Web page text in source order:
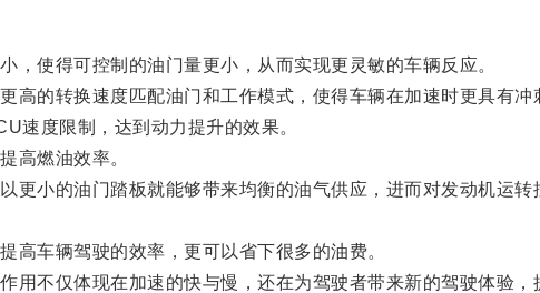
使得可控制的油门量更小，从而实现更灵敏的车辆反应。
的转换速度匹配油门和工作模式，使得车辆在加速时更具有冲
度限制，达到动力提升的效果。
燃油效率。
小的油门踏板就能够带来均衡的油气供应，进而对发动机运转
车辆驾驶的效率，更可以省下很多的油费。
不仅体现在加速的快与慢，还在为驾驶者带来新的驾驶体验，